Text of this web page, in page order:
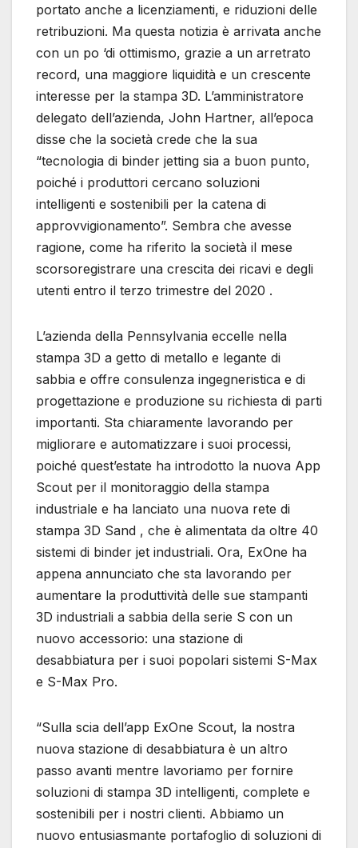
portato anche a licenziamenti, e riduzioni delle
retribuzioni. Ma questa notizia è arrivata anche
con un po ‘di ottimismo, grazie a un arretrato
record, una maggiore liquidità e un crescente
interesse per la stampa 3D. L’amministratore
delegato dell’azienda, John Hartner, all’epoca
disse che la società crede che la sua
“tecnologia di binder jetting sia a buon punto,
poiché i produttori cercano soluzioni
intelligenti e sostenibili per la catena di
approvvigionamento”. Sembra che avesse
ragione, come ha riferito la società il mese
scorsoregistrare una crescita dei ricavi e degli
utenti entro il terzo trimestre del 2020 .
L’azienda della Pennsylvania eccelle nella
stampa 3D a getto di metallo e legante di
sabbia e offre consulenza ingegneristica e di
progettazione e produzione su richiesta di parti
importanti. Sta chiaramente lavorando per
migliorare e automatizzare i suoi processi,
poiché quest’estate ha introdotto la nuova App
Scout per il monitoraggio della stampa
industriale e ha lanciato una nuova rete di
stampa 3D Sand , che è alimentata da oltre 40
sistemi di binder jet industriali. Ora, ExOne ha
appena annunciato che sta lavorando per
aumentare la produttività delle sue stampanti
3D industriali a sabbia della serie S con un
nuovo accessorio: una stazione di
desabbiatura per i suoi popolari sistemi S-Max
e S-Max Pro.
“Sulla scia dell’app ExOne Scout, la nostra
nuova stazione di desabbiatura è un altro
passo avanti mentre lavoriamo per fornire
soluzioni di stampa 3D intelligenti, complete e
sostenibili per i nostri clienti. Abbiamo un
nuovo entusiasmante portafoglio di soluzioni di